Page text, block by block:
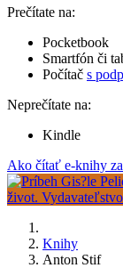
Prečítate na:
Pocketbook
Smartfón či
Počítač s
Neprečítate na:
Kindle
Ako čítať e-knihy
Knihy
Anton Stif